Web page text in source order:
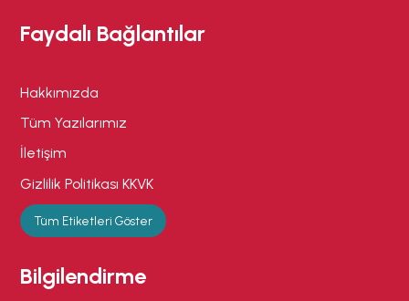
Faydalı Bağlantılar
Hakkımızda
Tüm Yazılarımız
İletişim
Gizlilik Politikası KKVK
Tüm Etiketleri Göster
Bilgilendirme